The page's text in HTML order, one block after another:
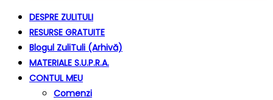
DESPRE ZULITULI
RESURSE GRATUITE
Blogul ZuliTuli (arhivă)
MATERIALE S.U.P.R.A.
CONTUL MEU
Comenzi